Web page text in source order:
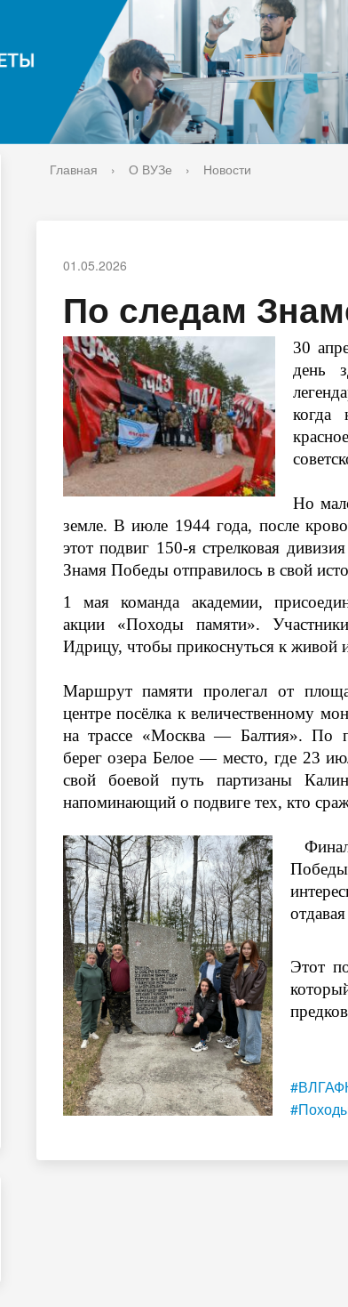
Спорт-норма жизни
Попечительский совет
Главная › О ВУЗе › Новости
01.05.2026
По следам
30
день
когда
Но
земле. В июле 1944 года, после
этот подвиг 150-я стрелковая
Знамя Победы отправилось в свой
1 мая команда академии,
акции «Походы памяти».
Идрицу, чтобы прикоснуться к живой
Маршрут памяти пролегал от
центре посёлка к величественному
на трассе «Москва — Балтия». По
берег озера Белое — место, где 23
свой боевой путь партизаны
напоминающий о подвиге тех, кто
Этот